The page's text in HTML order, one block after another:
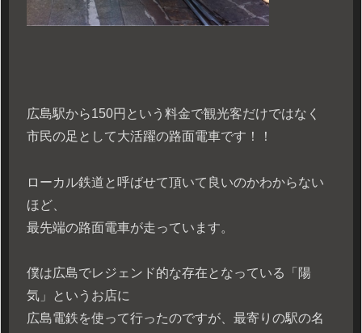
広島駅から150円という料金で観光客だけではなく
市民の足として大活躍の路面電車です！！
ローカル鉄道と呼ばせて頂いて良いのかわからない
ほど、
最先端の路面電車が走っています。
僕は広島でレジェンド的な存在となっている「陽
気」というお店に
広島電鉄を使って行ったのですが、最寄りの駅の名